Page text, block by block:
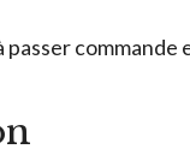
commande